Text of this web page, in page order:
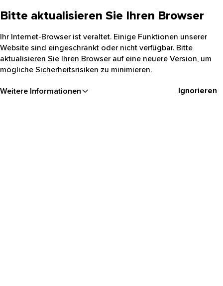
Bitte aktualisieren Sie Ihren Browser
Ihr Internet-Browser ist veraltet. Einige Funktionen unserer
Website sind eingeschränkt oder nicht verfügbar. Bitte
aktualisieren Sie Ihren Browser auf eine neuere Version, um
mögliche Sicherheitsrisiken zu minimieren.
Weitere Informationen Ignorieren